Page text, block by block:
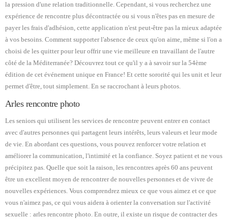
la pression d'une relation traditionnelle. Cependant, si vous recherchez une
expérience de rencontre plus décontractée ou si vous n'êtes pas en mesure de
payer les frais d'adhésion, cette application n'est peut-être pas la mieux adaptée
à vos besoins. Comment supporter l'absence de ceux qu'on aime, même si l'on a
choisi de les quitter pour leur offrir une vie meilleure en travaillant de l'autre
côté de la Méditerranée? Découvrez tout ce qu'il y a à savoir sur la 54ème
édition de cet événement unique en France! Et cette sororité qui les unit et leur
permet d'être, tout simplement. En se raccrochant à leurs photos.
Arles rencontre photo
Les seniors qui utilisent les services de rencontre peuvent entrer en contact
avec d'autres personnes qui partagent leurs intérêts, leurs valeurs et leur mode
de vie. En abordant ces questions, vous pouvez renforcer votre relation et
améliorer la communication, l'intimité et la confiance. Soyez patient et ne vous
précipitez pas. Quelle que soit la raison, les rencontres après 60 ans peuvent
être un excellent moyen de rencontrer de nouvelles personnes et de vivre de
nouvelles expériences. Vous comprendrez mieux ce que vous aimez et ce que
vous n'aimez pas, ce qui vous aidera à orienter la conversation sur l'activité
sexuelle : arles rencontre photo. En outre, il existe un risque de contracter des